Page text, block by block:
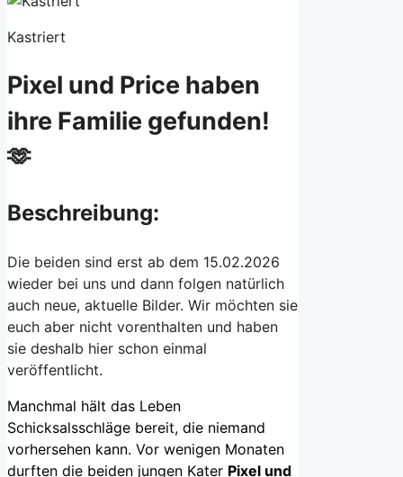
Kastriert
Pixel und Price haben
ihre Familie gefunden!
🫶
Beschreibung:
Die beiden sind erst ab dem 15.02.2026
wieder bei uns und dann folgen natürlich
auch neue, aktuelle Bilder. Wir möchten sie
euch aber nicht vorenthalten und haben
sie deshalb hier schon einmal
veröffentlicht.
Manchmal hält das Leben
Schicksalsschläge bereit, die niemand
vorhersehen kann. Vor wenigen Monaten
durften die beiden jungen Kater Pixel und